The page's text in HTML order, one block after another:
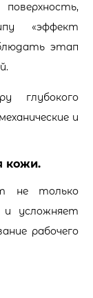
«эффект
этап
глубокого
и
кожи.
не только
и усложняет
рабочего